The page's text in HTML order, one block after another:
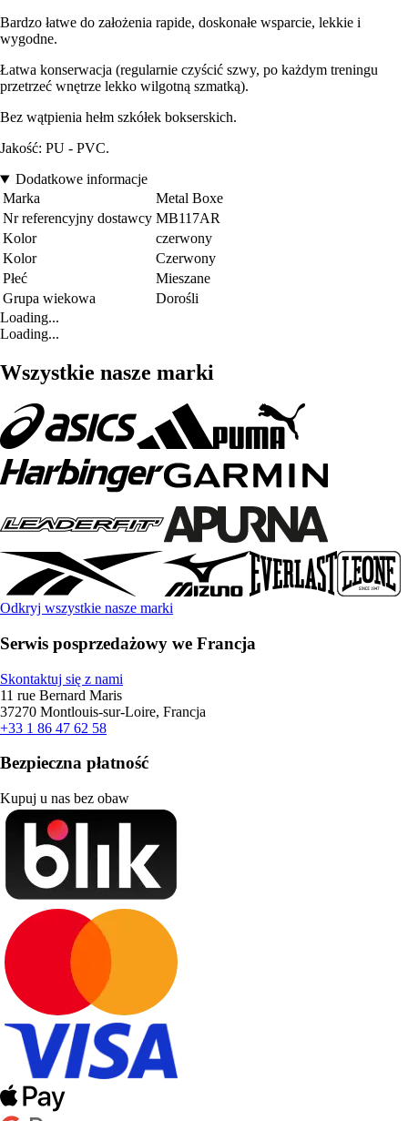
Bardzo łatwe do założenia rapide, doskonałe wsparcie, lekkie i
wygodne.
Łatwa konserwacja (regularnie czyścić szwy, po każdym treningu
przetrzeć wnętrze lekko wilgotną szmatką).
Bez wątpienia hełm szkółek bokserskich.
Jakość: PU - PVC.
Dodatkowe informacje
Marka
Metal Boxe
Nr referencyjny dostawcy MB117AR
Kolor
czerwony
Kolor
Czerwony
Płeć
Mieszane
Grupa wiekowa
Dorośli
Loading...
Loading...
Wszystkie nasze marki
Odkryj wszystkie nasze marki
Serwis posprzedażowy we Francja
Skontaktuj się z nami
11 rue Bernard Maris
37270 Montlouis-sur-Loire, Francja
+33 1 86 47 62 58
Bezpieczna płatność
Kupuj u nas bez obaw